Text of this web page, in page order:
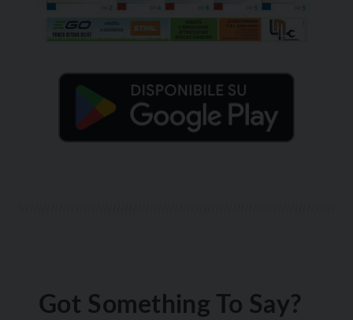
Got Something To Say?